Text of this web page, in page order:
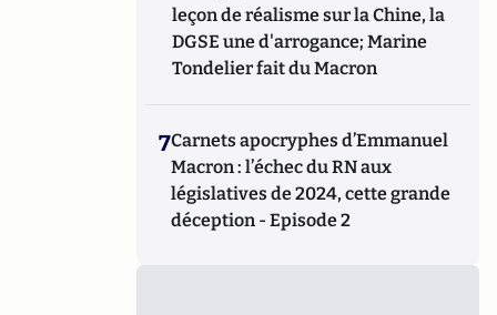
leçon de réalisme sur la Chine, la
DGSE une d'arrogance; Marine
Tondelier fait du Macron
7Carnets apocryphes d’Emmanuel
Macron : l’échec du RN aux
législatives de 2024, cette grande
déception - Episode 2